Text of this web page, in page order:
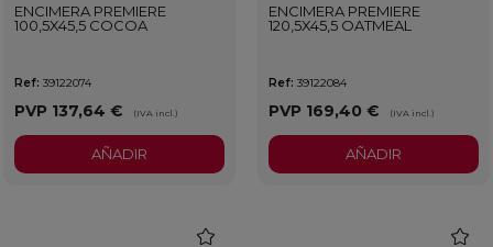
ENCIMERA PREMIERE
100,5X45,5 COCOA
Ref: 39122074
PVP 137,64 € (IVA incl.)
AÑADIR
ENCIMERA PREMIERE
120,5X45,5 OATMEAL
Ref: 39122084
PVP 169,40 € (IVA incl.)
AÑADIR